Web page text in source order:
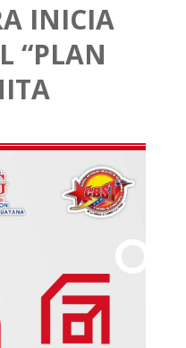
INICIA
“PLAN